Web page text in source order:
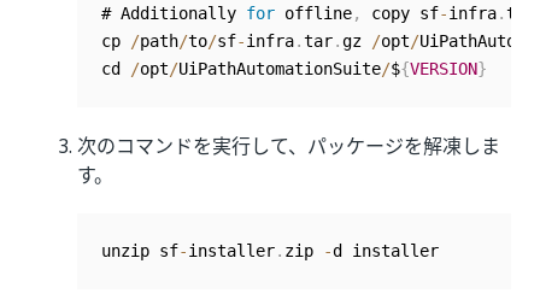
# Additionally for offline, copy sf-infra.tar
cp
/path/to/sf-infra.tar.gz /opt/
cd
/opt/UiPathAutomationSuite/${VERSION}
次のコマンドを実行して、パッケージを解凍しま
す。
unzip sf-installer. zip -d installer